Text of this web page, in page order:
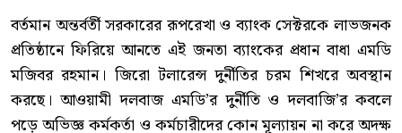
বর্তমান অন্তর্বর্তী সরকারের রূপরেখা ও ব্যাংক সেক্টরকে লাভজনক
প্রতিষ্ঠানে ফিরিয়ে আনতে এই জনতা ব্যাংকের প্রধান বাধা এমডি
মজিবর রহমান। জিরো টলারেন্স দুর্নীতির চরম শিখরে অবস্থান
করছে। আওয়ামী দলবাজ এমডি’র দুর্নীতি ও দলবাজি’র কবলে
পড়ে অভিজ্ঞ কর্মকর্তা ও কর্মচারীদের কোন মূল্যায়ন না করে অদক্ষ